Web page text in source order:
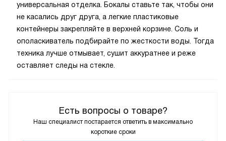
Есть вопросы о товаре?
Наш специалист постарается ответить в максимально
короткие сроки
универсальная отделка. Бокалы ставьте так, чтобы они
не касались друг друга, а легкие пластиковые
контейнеры закрепляйте в верхней корзине. Соль и
ополаскиватель подбирайте по жесткости воды. Тогда
техника лучше отмывает, сушит аккуратнее и реже
оставляет следы на стекле.